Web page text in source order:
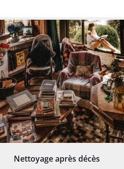
Nettoyage après décès